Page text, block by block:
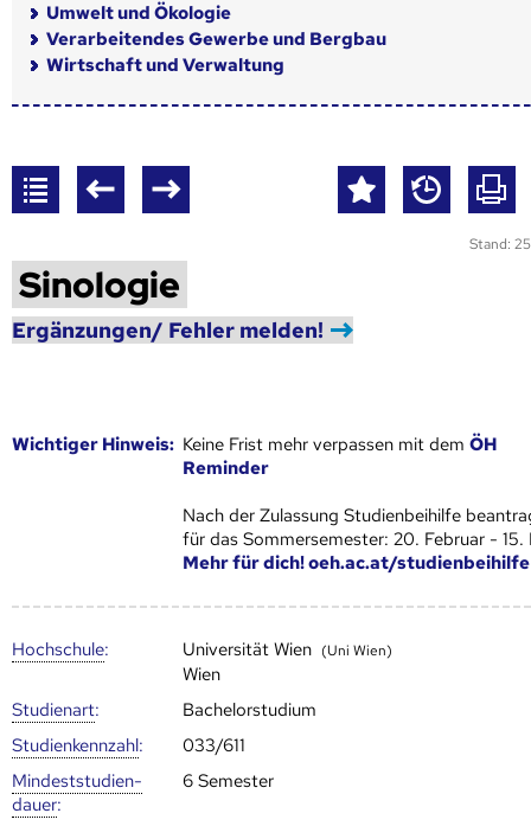
Umwelt und Ökologie
Verarbeitendes Gewerbe und Bergbau
Wirtschaft und Verwaltung
Stand:
Sinologie
Ergänzungen/ Fehler melden!
Wich­ti­ger Hin­weis: Keine Frist mehr verpassen mit demÖH
Reminder
Nach der Zulassung Studienbeihilfe
für das Sommersemester: 20. Februar - 15.
Mehr für dich! oeh.ac.at/studienbeihilfe
Hoch­schule: Universität Wien (Uni Wien)
Wien
Studienart:
Bachelorstudium
Studien­kenn­zahl:
033/611
Mindest­studien­
dauer:
6 Semester